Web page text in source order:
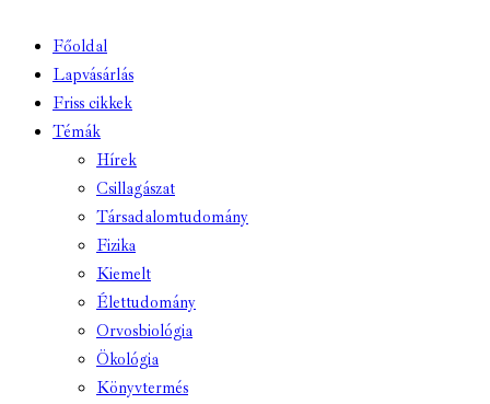
Főoldal
Lapvásárlás
Friss cikkek
Témák
Hírek
Csillagászat
Társadalomtudomány
Fizika
Kiemelt
Élettudomány
Orvosbiológia
Ökológia
Könyvtermés